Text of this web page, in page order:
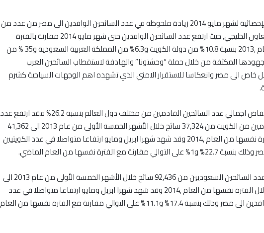
أظهرت النتائج الإحصائية لشهر مايو 2014 زيادة ملحوظة في عدد السائحين الوافدين الى مصر من عدد من
دول مجلس التعاون الخليجي, حيث ارتفع عدد السائحين الوافدين حتى شهر مايو 2014 مقارنة بالفترة
نفسها من العام ,2013 بنسبة 10.8% من دولة الكويت و6.3% من المملكة العربية السعودية و35 % من
لجهودها المكثفة من خلال حملة “وحشتونا” والهادفة لاستقطاب السائحين العرب
خاص الى مصر وانعكاسا للاستقرار الامني الذي تشهده اهم الوجهات السياحية كشرم
وبالرغم من انخفاض اجمالي عدد السائحين القادمين من مختلف دول العالم بنسبة 26.2% فقد ارتفع عدد
السائحين القادمين من الكويت من 37,324 سائح خلال الأشهر الخمسة الأولى من عام 2013 الى 41,362
سائح خلال الفترة نفسها من العام ,2014 وقد شهد شهرا ابريل ومايو ارتفاعا متواصلا في عدد الكويتيين
مقارنة مع الفترة نفسها من العام الماضي.
في حين ارتفع عدد السائحين السعوديين من 92,436 سائح خلال الأشهر الخمسة الأولى من عام 2013 الى
98,250 سائح خلال الفترة نفسها من العام ,2014 وقد شهد شهرا ابريل ومايو ارتفاعا متواصلا في عدد
السعوديين الوافدين الى مصر وذلك بنسبة 17.4% و11.1% على التوالي مقارنة مع الفترة نفسها من العام